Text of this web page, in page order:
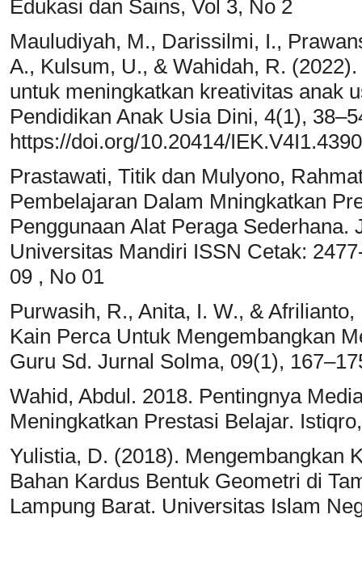
Edukasi dan Sains, Vol 3, No 2
Mauludiyah, M., Darissilmi, I.,
A., Kulsum, U., & Wahidah, R.
untuk meningkatkan kreativitas anak
Pendidikan Anak Usia Dini, 4(1),
https://doi.org/10.20414/IEK.V4I1.4390
Prastawati, Titik dan Mulyono,
Pembelajaran Dalam Mningkatkan
Penggunaan Alat Peraga
Universitas Mandiri ISSN Cetak:
09 , No 01
Purwasih, R., Anita, I. W., &
Kain Perca Untuk Mengembangkan
Guru Sd. Jurnal Solma, 09(1),
Wahid, Abdul. 2018. Pentingnya
Meningkatkan Prestasi Belajar.
Yulistia, D. (2018). Mengembangkan
Bahan Kardus Bentuk Geometri di
Lampung Barat. Universitas Islam